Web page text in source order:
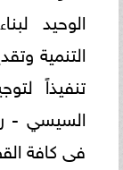
الوحيد
التنمية
تنفيذاً
السيسي -
فى كافة